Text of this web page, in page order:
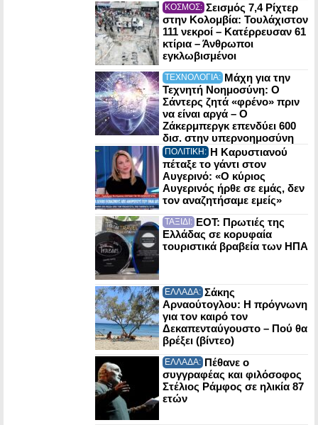
ΚΟΣΜΟΣ: Σεισμός 7,4 Ρίχτερ
στην Κολομβία: Τουλάχιστον
111 νεκροί – Κατέρρευσαν 61
κτίρια – Άνθρωποι
εγκλωβισμένοι
ΤΕΧΝΟΛΟΓΙΑ: Μάχη για την
Τεχνητή Νοημοσύνη: Ο
Σάντερς ζητά «φρένο» πριν
να είναι αργά – Ο
Ζάκερμπεργκ επενδύει 600
δισ. στην υπερνοημοσύνη
ΠΟΛΙΤΙΚΗ: Η Καρυστιανού
πέταξε το γάντι στον
Αυγερινό: «Ο κύριος
Αυγερινός ήρθε σε εμάς, δεν
τον αναζητήσαμε εμείς»
ΤΑΞΙΔΙ: ΕΟΤ: Πρωτιές της
Ελλάδας σε κορυφαία
τουριστικά βραβεία των ΗΠΑ
ΕΛΛΑΔΑ: Σάκης
Αρναούτογλου: Η πρόγνωvη
για τον καιρό τον
Δεκαπενταύγουστο – Πού θα
βρέξει (βίντεο)
ΕΛΛΑΔΑ: Πέθανε ο
συγγραφέας και φιλόσοφος
Στέλιος Ράμφος σε ηλικία 87
ετών